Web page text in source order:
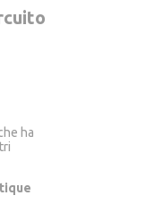
ha